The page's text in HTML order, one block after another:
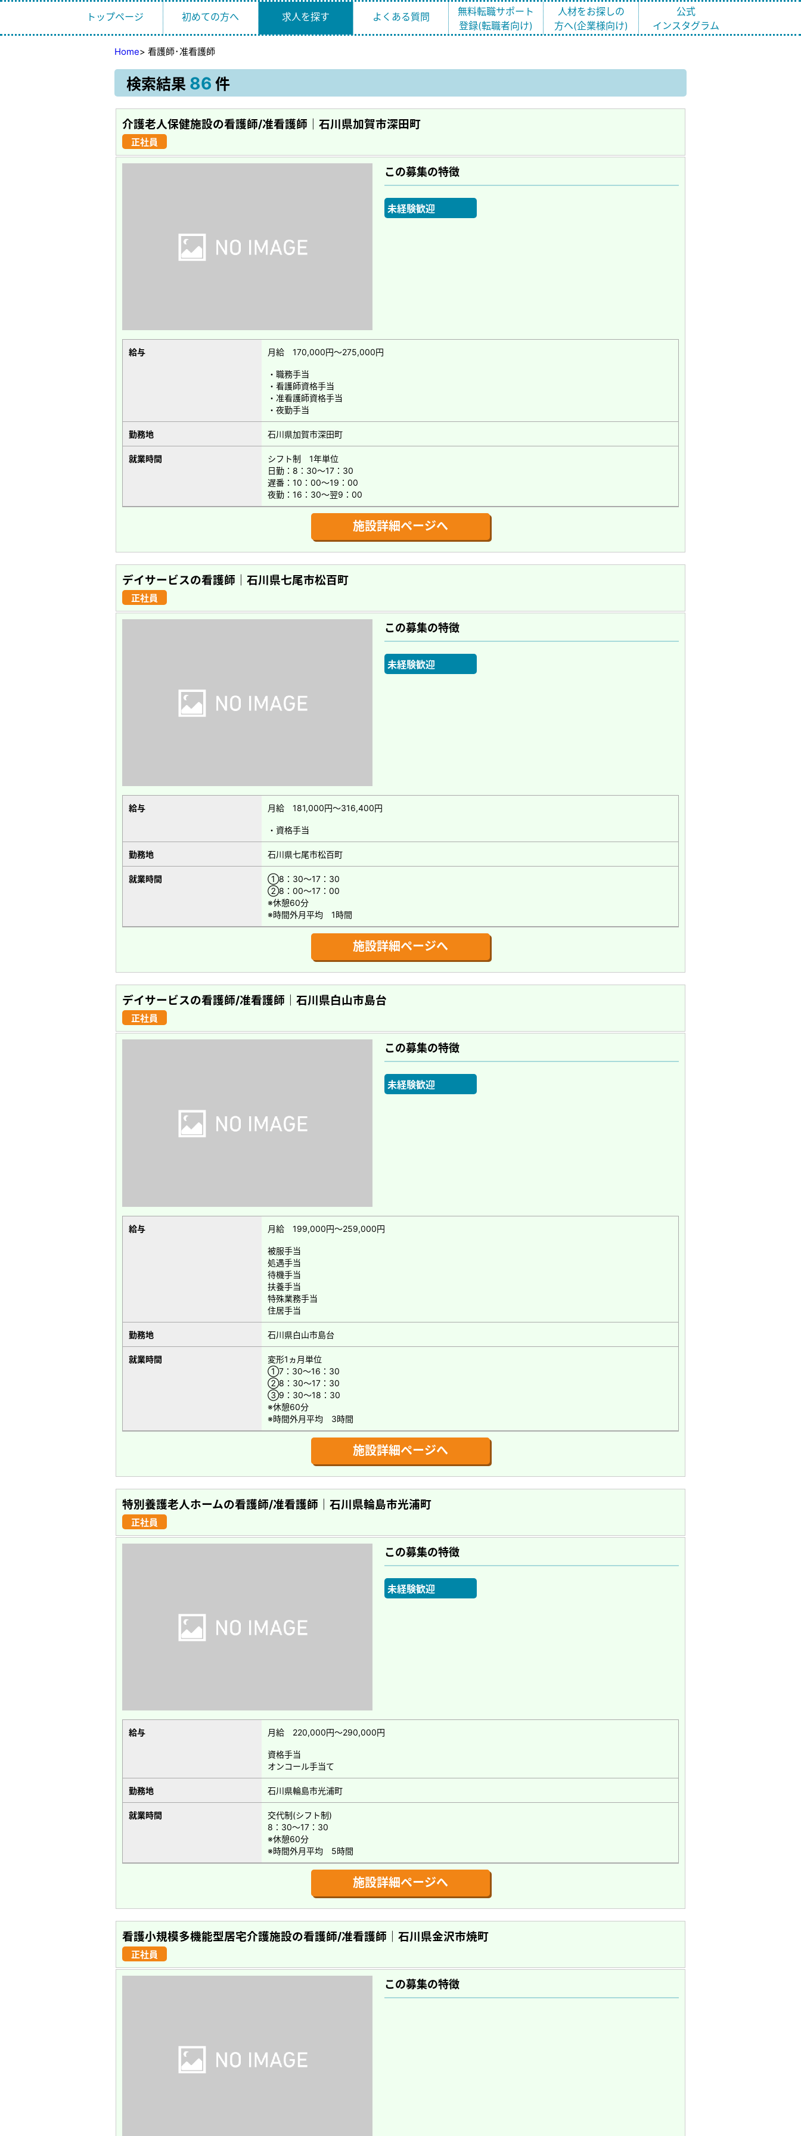
トップページ 初めての方へ 求人を探す よくある質問
無料転職サポート
登録(転職者向け)
人材をお探しの
方へ(企業様向け)
公式
インスタグラム
Home> 看護師･准看護師
検索結果 86 件
介護老人保健施設の看護師/准看護師｜石川県加賀市深田町
正社員
この募集の特徴
未経験歓迎
給与 月給 170,000円～275,000円
・職務手当
・看護師資格手当
・准看護師資格手当
・夜勤手当
勤務地 石川県加賀市深田町
就業時間
シフト制 1年単位
日勤：8：30～17：30
遅番：10：00～19：00
夜勤：16：30～翌9：00
施設詳細ページへ
デイサービスの看護師｜石川県七尾市松百町
正社員
この募集の特徴
未経験歓迎
給与 月給 181,000円～316,400円
・資格手当
勤務地 石川県七尾市松百町
就業時間
①8：30～17：30
②8：00～17：00
※休憩60分
※時間外月平均 1時間
施設詳細ページへ
デイサービスの看護師/准看護師｜石川県白山市島台
正社員
この募集の特徴
未経験歓迎
給与 月給 199,000円～259,000円
被服手当
処遇手当
待機手当
扶養手当
特殊業務手当
住居手当
勤務地 石川県白山市島台
就業時間
変形1ヵ月単位
①7：30～16：30
②8：30～17：30
③9：30～18：30
※休憩60分
※時間外月平均 3時間
施設詳細ページへ
特別養護老人ホームの看護師/准看護師｜石川県輪島市光浦町
正社員
この募集の特徴
未経験歓迎
給与 月給 220,000円～290,000円
資格手当
オンコール手当て
勤務地 石川県輪島市光浦町
就業時間
交代制(シフト制)
8：30～17：30
※休憩60分
※時間外月平均 5時間
施設詳細ページへ
看護小規模多機能型居宅介護施設の看護師/准看護師｜石川県金沢市焼町
正社員
この募集の特徴